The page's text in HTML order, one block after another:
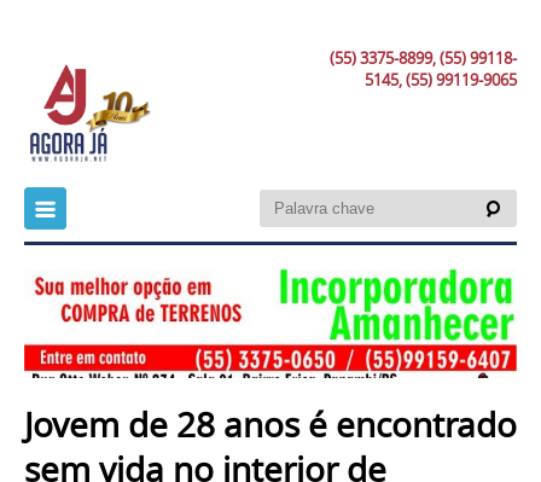
(55) 3375-8899, (55) 99118-
5145, (55) 99119-9065
Jovem de 28 anos é encontrado
sem vida no interior de